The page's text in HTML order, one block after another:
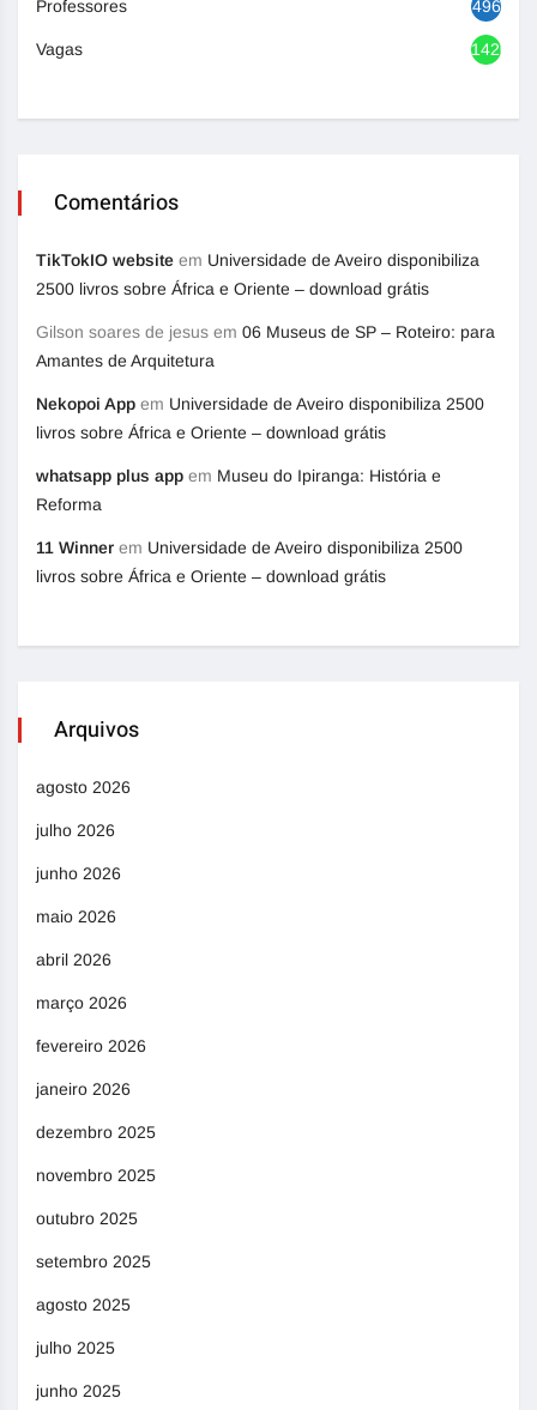
Professores 496
Vagas 1420
Comentários
TikTokIO website em Universidade de Aveiro disponibiliza
2500 livros sobre África e Oriente – download grátis
Gilson soares de jesus em 06 Museus de SP – Roteiro: para
Amantes de Arquitetura
Nekopoi App em Universidade de Aveiro disponibiliza 2500
livros sobre África e Oriente – download grátis
whatsapp plus app em Museu do Ipiranga: História e
Reforma
11 Winner em Universidade de Aveiro disponibiliza 2500
livros sobre África e Oriente – download grátis
Arquivos
agosto 2026
julho 2026
junho 2026
maio 2026
abril 2026
março 2026
fevereiro 2026
janeiro 2026
dezembro 2025
novembro 2025
outubro 2025
setembro 2025
agosto 2025
julho 2025
junho 2025